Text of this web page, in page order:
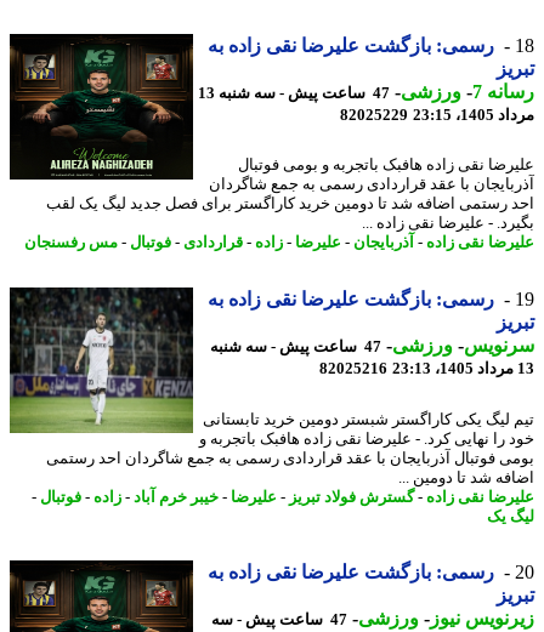
رسمی: بازگشت علیرضا نقی زاده به
7
-ورزشی-
47 ساعت پیش - سه شنبه 13
23:15
82025229
نقی زاده هافبک باتجربه و بومی فوتبال
با عقد قراردادی رسمی به جمع شاگردان
رستمی اضافه شد تا دومین خرید کاراگستر برای فصل جدید لیگ یک لقب
- علیرضا نقی زاده ...
نقی زاده - آذربایجان-علیرضا-زاده - قراردادی-فوتبال-مس رفسنجان
رسمی: بازگشت علیرضا نقی زاده به
-ورزشی-
47 ساعت پیش - سه شنبه
82025216
لیگ یکی کاراگستر شبستر دومین خرید تابستانی
را نهایی کرد. - علیرضا نقی زاده هافبک باتجربه و
فوتبال آذربایجان با عقد قراردادی رسمی به جمع شاگردان احد رستمی
شد تا دومین ...
نقی زاده - گسترش فولاد تبریز- علیرضا-خیبر خرم آباد- زاده - فوتبال-
یک
رسمی: بازگشت علیرضا نقی زاده به
نیوز-ورزشی-
47 ساعت پیش - سه